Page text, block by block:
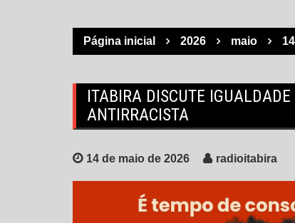
Página inicial 2026 maio 14
ITABIRA DISCUTE
ANTIRRACISTA
14 de maio de 2026 radioitabira